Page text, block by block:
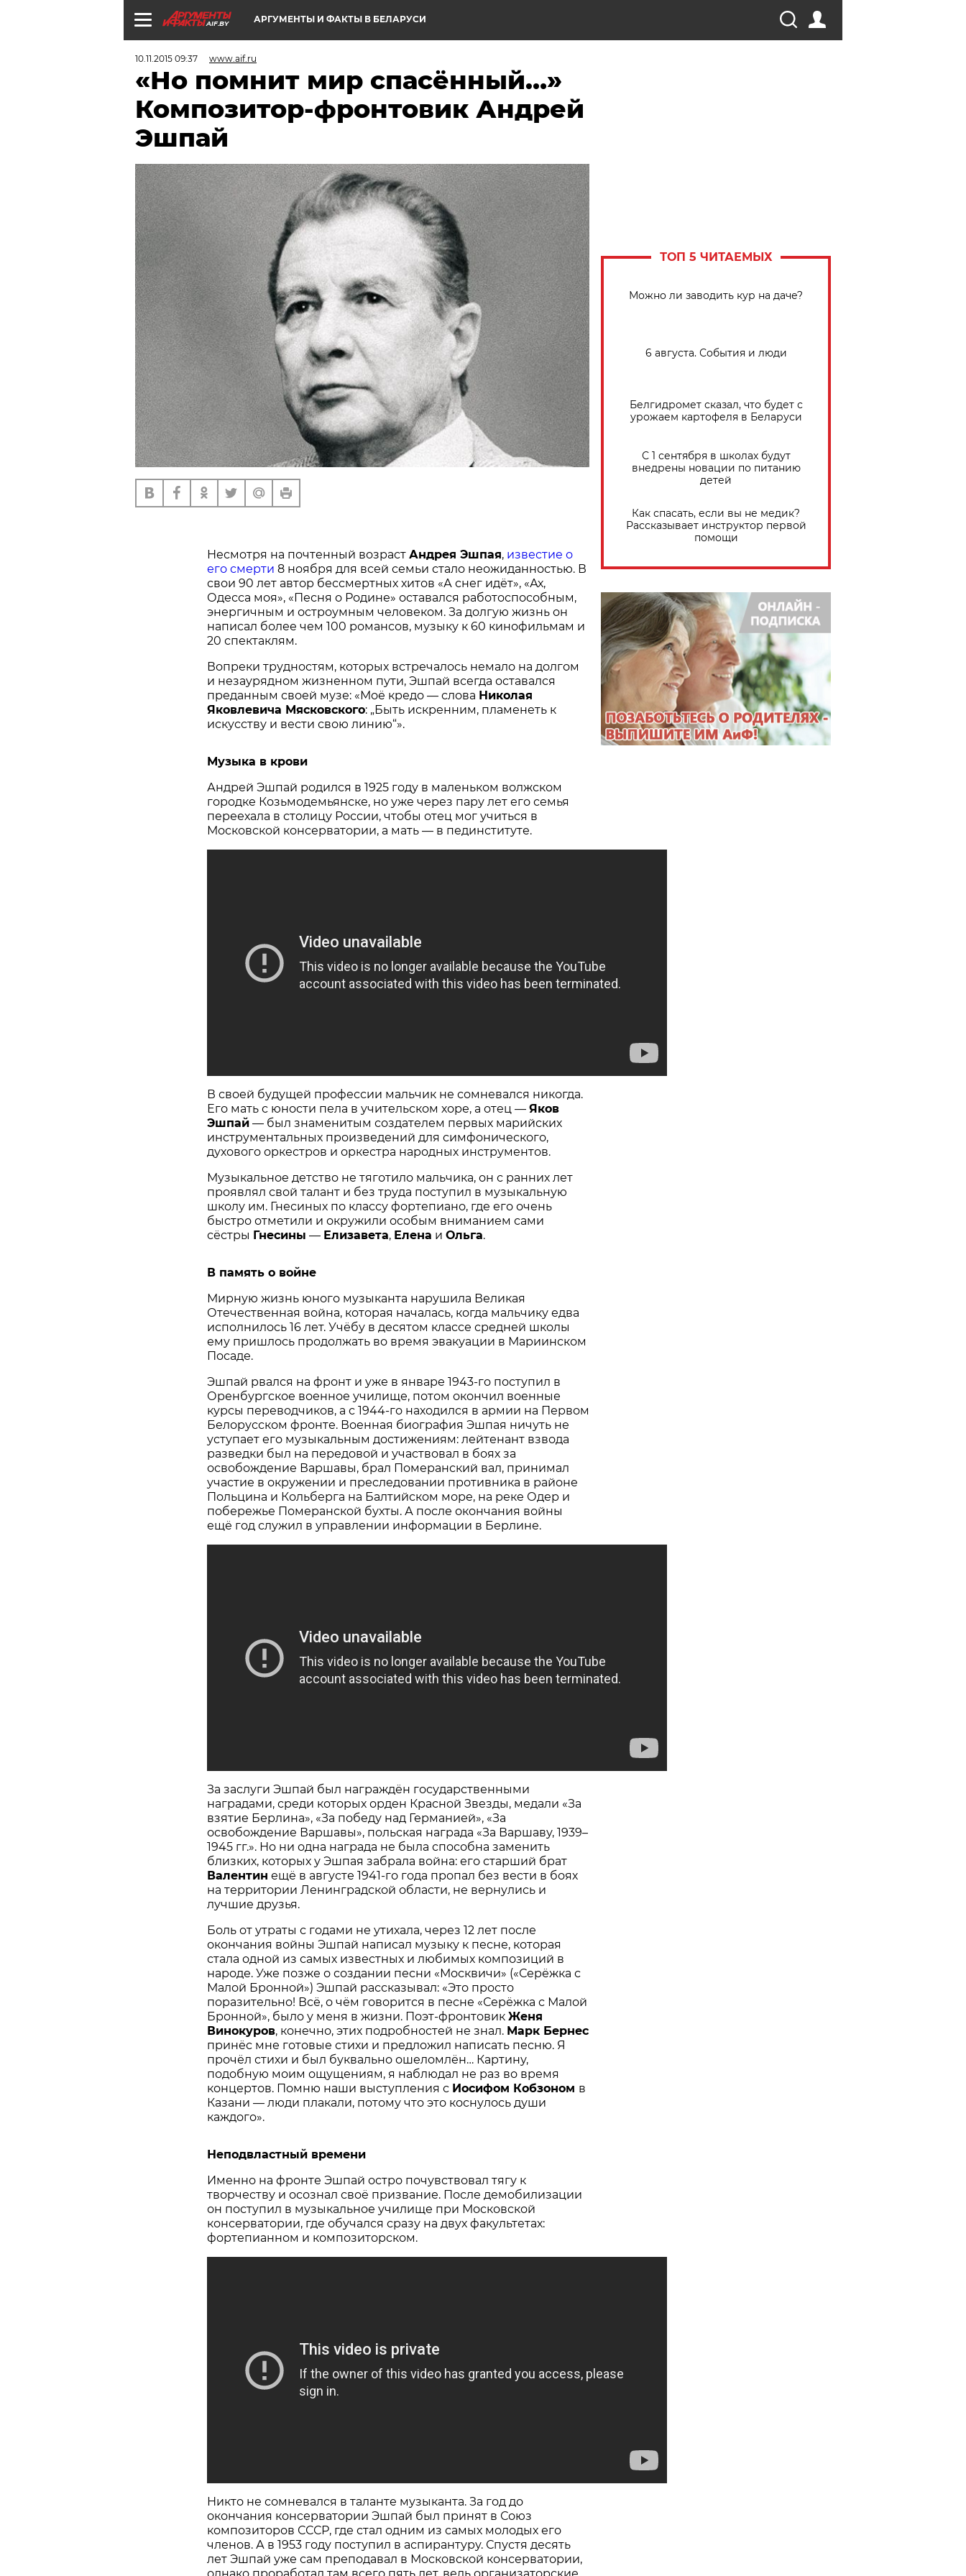
AIF.BY АРГУМЕНТЫ И ФАКТЫ В БЕЛАРУСИ
10.11.2015 09:37 www.aif.ru
«Но помнит мир спасённый…»
Композитор-фронтовик Андрей
Эшпай
Несмотря на почтенный возраст Андрея Эшпая, известие о
его смерти 8 ноября для всей семьи стало неожиданностью. В
свои 90 лет автор бессмертных хитов «А снег идёт», «Ах,
Одесса моя», «Песня о Родине» оставался работоспособным,
энергичным и остроумным человеком. За долгую жизнь он
написал более чем 100 романсов, музыку к 60 кинофильмам и
20 спектаклям.
Вопреки трудностям, которых встречалось немало на долгом
и незаурядном жизненном пути, Эшпай всегда оставался
преданным своей музе: «Моё кредо — слова Николая
Яковлевича Мясковского: „Быть искренним, пламенеть к
искусству и вести свою линию“».
Музыка в крови
Андрей Эшпай родился в 1925 году в маленьком волжском
городке Козьмодемьянске, но уже через пару лет его семья
переехала в столицу России, чтобы отец мог учиться в
Московской консерватории, а мать — в пединституте.
В своей будущей профессии мальчик не сомневался никогда.
Его мать с юности пела в учительском хоре, а отец — Яков
Эшпай — был знаменитым создателем первых марийских
инструментальных произведений для симфонического,
духового оркестров и оркестра народных инструментов.
Музыкальное детство не тяготило мальчика, он с ранних лет
проявлял свой талант и без труда поступил в музыкальную
школу им. Гнесиных по классу фортепиано, где его очень
быстро отметили и окружили особым вниманием сами
сёстры Гнесины — Елизавета, Елена и Ольга.
В память о войне
Мирную жизнь юного музыканта нарушила Великая
Отечественная война, которая началась, когда мальчику едва
исполнилось 16 лет. Учёбу в десятом классе средней школы
ему пришлось продолжать во время эвакуации в Мариинском
Посаде.
Эшпай рвался на фронт и уже в январе 1943-го поступил в
Оренбургское военное училище, потом окончил военные
курсы переводчиков, а с 1944-го находился в армии на Первом
Белорусском фронте. Военная биография Эшпая ничуть не
уступает его музыкальным достижениям: лейтенант взвода
разведки был на передовой и участвовал в боях за
освобождение Варшавы, брал Померанский вал, принимал
участие в окружении и преследовании противника в районе
Польцина и Кольберга на Балтийском море, на реке Одер и
побережье Померанской бухты. А после окончания войны
ещё год служил в управлении информации в Берлине.
За заслуги Эшпай был награждён государственными
наградами, среди которых орден Красной Звезды, медали «За
взятие Берлина», «За победу над Германией», «За
освобождение Варшавы», польская награда «За Варшаву, 1939–
1945 гг.». Но ни одна награда не была способна заменить
близких, которых у Эшпая забрала война: его старший брат
Валентин ещё в августе 1941-го года пропал без вести в боях
на территории Ленинградской области, не вернулись и
лучшие друзья.
Боль от утраты с годами не утихала, через 12 лет после
окончания войны Эшпай написал музыку к песне, которая
стала одной из самых известных и любимых композиций в
народе. Уже позже о создании песни «Москвичи» («Серёжка с
Малой Бронной») Эшпай рассказывал: «Это просто
поразительно! Всё, о чём говорится в песне «Серёжка с Малой
Бронной», было у меня в жизни. Поэт-фронтовик Женя
Винокуров, конечно, этих подробностей не знал. Марк Бернес
принёс мне готовые стихи и предложил написать песню. Я
прочёл стихи и был буквально ошеломлён… Картину,
подобную моим ощущениям, я наблюдал не раз во время
концертов. Помню наши выступления с Иосифом Кобзоном в
Казани — люди плакали, потому что это коснулось души
каждого».
Неподвластный времени
Именно на фронте Эшпай остро почувствовал тягу к
творчеству и осознал своё призвание. После демобилизации
он поступил в музыкальное училище при Московской
консерватории, где обучался сразу на двух факультетах:
фортепианном и композиторском.
Никто не сомневался в таланте музыканта. За год до
окончания консерватории Эшпай был принят в Союз
композиторов СССР, где стал одним из самых молодых его
членов. А в 1953 году поступил в аспирантуру. Спустя десять
лет Эшпай уже сам преподавал в Московской консерватории,
однако проработал там всего пять лет, ведь организаторские
ТОП 5 ЧИТАЕМЫХ
Можно ли заводить кур на даче?
6 августа. События и люди
Белгидромет сказал, что будет с
урожаем картофеля в Беларуси
С 1 сентября в школах будут
внедрены новации по питанию
детей
Как спасать, если вы не медик?
Рассказывает инструктор первой
помощи